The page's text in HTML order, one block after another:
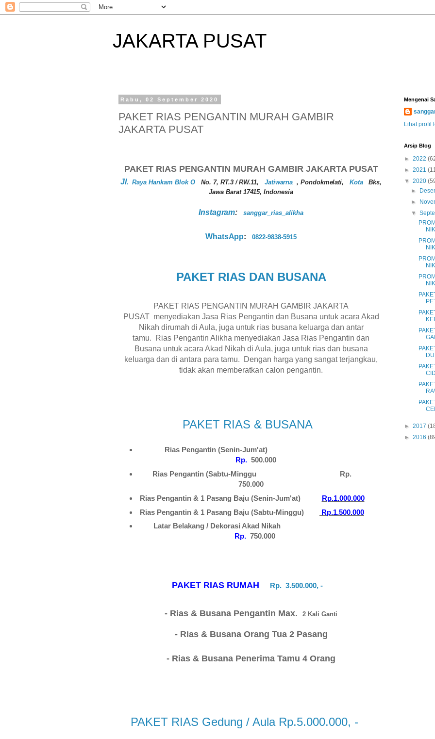
JAKARTA PUSAT
Rabu, 02 September 2020
PAKET RIAS PENGANTIN MURAH GAMBIR
JAKARTA PUSAT
PAKET RIAS PENGANTIN MURAH GAMBIR JAKARTA PUSAT
Jl. Raya Hankam Blok O No. 7, RT.3 / RW.11, Jatiwarna , Pondokmelati, Kota
Bks,
Jawa Barat 17415, Indonesia
Instagram: sanggar_rias_alikha
WhatsApp: 0822-9838-5915
PAKET RIAS DAN BUSANA
PAKET RIAS PENGANTIN MURAH GAMBIR JAKARTA
PUSAT menyediakan Jasa Rias Pengantin dan Busana untuk acara Akad
Nikah dirumah di Aula, juga untuk rias busana keluarga dan antar
tamu.
Rias Pengantin Alikha menyediakan Jasa Rias Pengantin dan
Busana untuk acara Akad Nikah di Aula, juga untuk rias dan busana
keluarga dan di antara para tamu.
Dengan harga yang sangat terjangkau,
tidak akan memberatkan calon pengantin.
PAKET RIAS & BUSANA
Rias Pengantin (Senin-Jum'at)
Rp. 500.000
Rias Pengantin (Sabtu-Minggu
Rp.
750.000
Rias Pengantin & 1 Pasang Baju (Senin-Jum'at)
Rp.1.000.000
Rias Pengantin & 1 Pasang Baju (Sabtu-Minggu)
Rp.1.500.000
Latar Belakang / Dekorasi Akad Nikah
Rp. 750.000
PAKET RIAS RUMAH Rp. 3.500.000, -
- Rias & Busana Pengantin Max. 2 Kali Ganti
- Rias & Busana Orang Tua 2 Pasang
- Rias & Busana Penerima Tamu 4 Orang
PAKET RIAS Gedung / Aula Rp.5.000.000, -
Mengenai
Lihat profil
Arsip Blog
► 2022
► 2021
▼ 2020
►
►
▼
► 2017
► 2016